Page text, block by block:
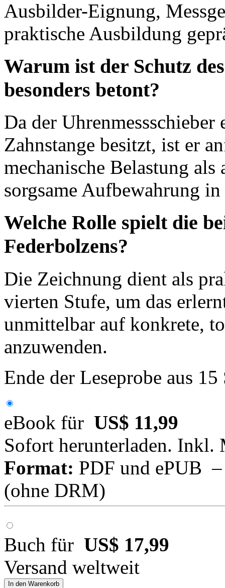
Ausbilder-Eignung,
praktische Ausbildung
Warum ist der Schutz
besonders betont?
Da der
Zahnstange besitzt, ist er
mechanische Belastung
sorgsame Aufbewahrung
Welche Rolle spielt die
Federbolzens?
Die Zeichnung dient als
vierten Stufe, um das
unmittelbar auf konkrete,
anzuwenden.
Ende der Leseprobe aus
eBook für US$ 11,99
Sofort herunterladen. Inkl.
Format: PDF und ePUB
(ohne DRM)
Buch für US$ 17,99
Versand weltweit
In den Warenkorb